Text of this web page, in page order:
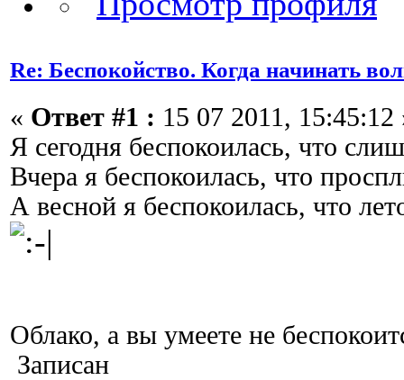
Re: Беспокойство. Когда начинать
« Ответ #1 : 15 07 2011, 15:45:12
Я сегодня беспокоилась, что
Вчера я беспокоилась, что
А весной я беспокоилась, что
Облако, а вы умеете не
Записан